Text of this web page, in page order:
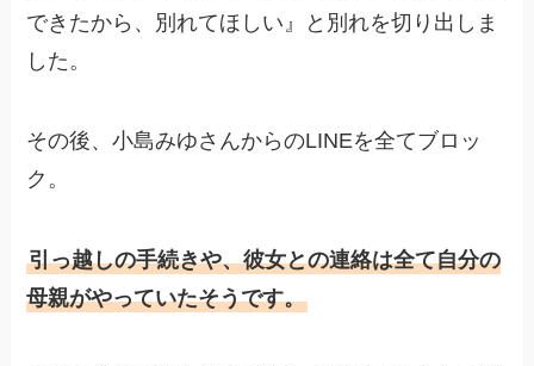
できたから、別れてほしい』と別れを切り出しま
した。
その後、小島みゆさんからのLINEを全てブロッ
ク。
引っ越しの手続きや、彼女との連絡は全て自分の
母親がやっていたそうです。